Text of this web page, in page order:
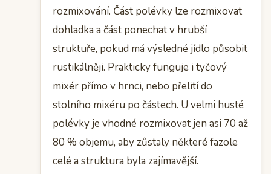
rozmixování. Část polévky lze rozmixovat
dohladka a část ponechat v hrubší
struktuře, pokud má výsledné jídlo působit
rustikálněji. Prakticky funguje i tyčový
mixér přímo v hrnci, nebo přelití do
stolního mixéru po částech. U velmi husté
polévky je vhodné rozmixovat jen asi 70 až
80 % objemu, aby zůstaly některé fazole
celé a struktura byla zajímavější.